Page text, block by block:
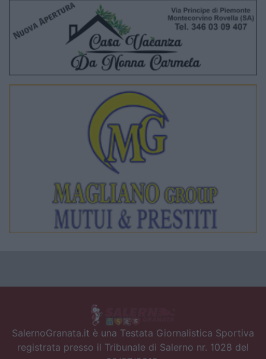
SalernoGranata.it è una Testata Giornalistica Sportiva
registrata presso il Tribunale di Salerno nr. 1028 del